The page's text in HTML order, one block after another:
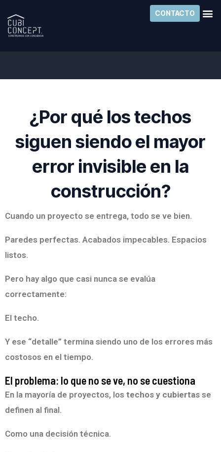
contenido
CONTACTO
¿Por qué los techos
siguen siendo el mayor
error invisible en la
construcción?
Cuando un proyecto se entrega, todo se ve bien.
Paredes perfectas. Acabados impecables. Espacios
listos.
Pero hay algo que casi nunca se evalúa
correctamente:
El techo.
Y ese “detalle” termina siendo uno de los errores más
costosos en el tiempo.
El problema: lo que no se ve, no se cuestiona
En la mayoría de proyectos, los techos y cubiertas se
definen al final.
Como una decisión técnica.